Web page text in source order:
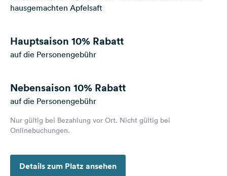
Fragen &
Feedback
uns
auf
Facebook
hausgemachten Apfelsaft
Hauptsaison 10% Rabatt
auf die Personengebühr
Nebensaison 10% Rabatt
auf die Personengebühr
Nur gültig bei Bezahlung vor Ort. Nicht gültig bei
Onlinebuchungen.
Details zum Platz ansehen